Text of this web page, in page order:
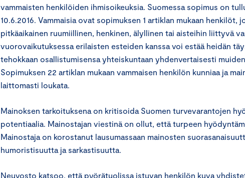
vammaisten henkilöiden ihmisoikeuksia. Suomessa sopimus on
10.6.2016. Vammaisia ovat sopimuksen 1 artiklan mukaan henkilöt,
pitkäaikainen ruumiillinen, henkinen, älyllinen tai aisteihin liittyvä
vuorovaikutuksessa erilaisten esteiden kanssa voi estää heidän
tehokkaan osallistumisensa yhteiskuntaan yhdenvertaisesti
Sopimuksen 22 artiklan mukaan vammaisen henkilön kunniaa ja
laittomasti loukata.
Mainoksen tarkoituksena on kritisoida Suomen turvevarantojen
potentiaalia. Mainostajan viestinä on ollut, että turpeen
Mainostaja on korostanut lausumassaan mainosten
humoristisuutta ja sarkastisuutta.
Neuvosto katsoo, että pyörätuolissa istuvan henkilön kuva